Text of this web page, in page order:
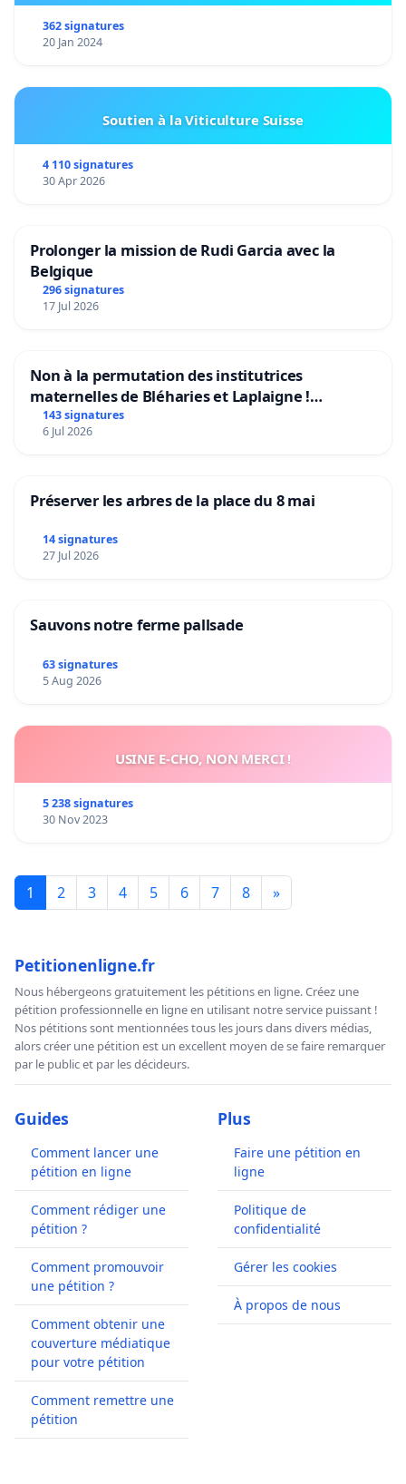
362 signatures
20 Jan 2024
Soutien à la Viticulture Suisse
4 110 signatures
30 Apr 2026
Prolonger la mission de Rudi Garcia avec la
Belgique
296 signatures
17 Jul 2026
Non à la permutation des institutrices
maternelles de Bléharies et Laplaigne !
Préservons la stabilité de nos enfants.
143 signatures
6 Jul 2026
Préserver les arbres de la place du 8 mai
14 signatures
27 Jul 2026
Sauvons notre ferme pallsade
63 signatures
5 Aug 2026
USINE E-CHO, NON MERCI !
5 238 signatures
30 Nov 2023
1 2 3 4 5 6 7 8 »
Petitionenligne.fr
Nous hébergeons gratuitement les pétitions en ligne. Créez une
pétition professionnelle en ligne en utilisant notre service puissant !
Nos pétitions sont mentionnées tous les jours dans divers médias,
alors créer une pétition est un excellent moyen de se faire remarquer
par le public et par les décideurs.
Guides
Comment lancer une
pétition en ligne
Comment rédiger une
pétition ?
Comment promouvoir
une pétition ?
Comment obtenir une
couverture médiatique
pour votre pétition
Comment remettre une
pétition
Plus
Faire une pétition en
ligne
Politique de
confidentialité
Gérer les cookies
À propos de nous